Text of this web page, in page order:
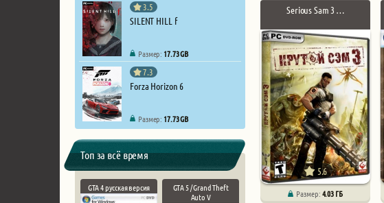
3.5
SILENT HILL f
Размер: 17.73 GB
7.3
Forza Horizon 6
Размер: 17.73 GB
Топ за всё время
GTA 4 русская версия
GTA 5 / Grand Theft
Auto V
Serious Sam 3 …
5.6
Размер:4.03 ГБ